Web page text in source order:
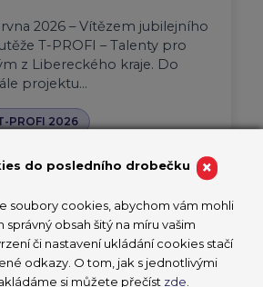
2026 – Vítězem jubilejního
T-PROFI – Talenty pro
z Libereckého kraje. Do
projektu…
PROFI 2026
vítěz
studuje dva obory.
×
do posledního drobečku
soubory cookies, abychom vám mohli
obsah šitý na míru vašim
či nastavení ukládání cookies stačí
odkazy. O tom, jak s jednotlivými
si můžete přečíst zde